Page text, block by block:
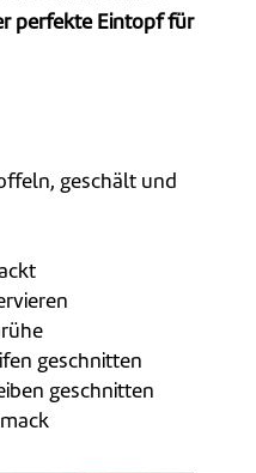
perfekte Eintopf für
geschält und
geschnitten
geschnitten